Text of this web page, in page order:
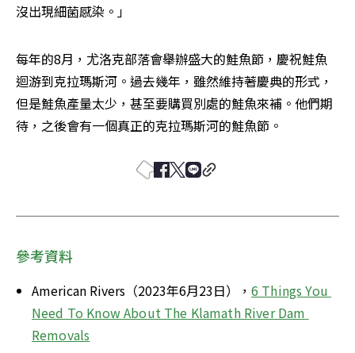
沒出現細菌感染。」
每年的8月，尤洛克部落會舉辦盛大的鮭魚節，慶祝鮭魚
迴游到克拉瑪斯河。過去幾年，雖然維持著慶典的形式，
但是鮭魚產量太少，甚至要購買別處的鮭魚來補。他們期
待，之後會有一個真正的克拉瑪斯河的鮭魚節。
參考資料
American Rivers（2023年6月23日）， 6 Things You
Need To Know About The Klamath River Dam
Removals